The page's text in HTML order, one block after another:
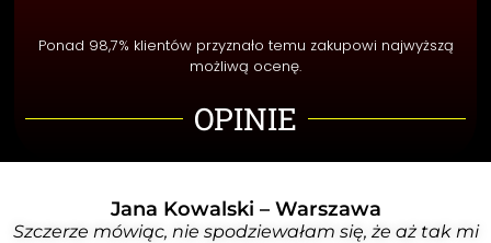
Ponad 98,7% klientów przyznało temu zakupowi najwyższą
możliwą ocenę.
OPINIE
Jana Kowalski – Warszawa
Szczerze mówiąc, nie spodziewałam się, że aż tak mi